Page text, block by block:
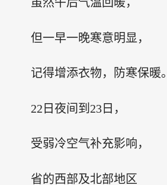
但一早一晚寒意明显，
记得增添衣物，防寒保暖。
22日夜间到23日，
受弱冷空气补充影响，
省的西部及北部地区